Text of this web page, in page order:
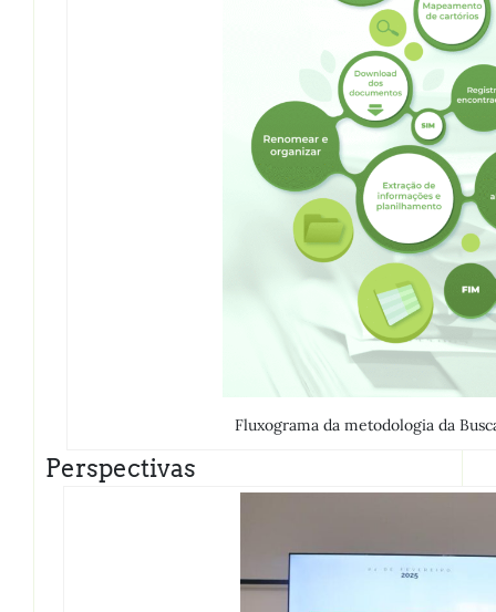
Fluxograma da metodologia da
Perspectivas